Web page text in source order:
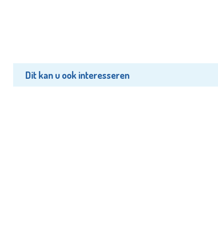
Dit kan u ook interesseren